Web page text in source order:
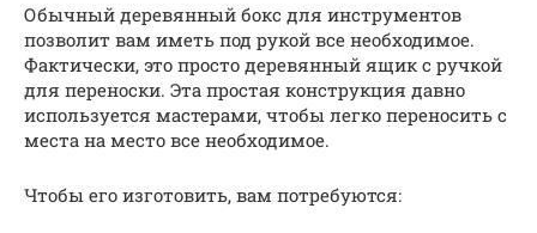
Обычный деревянный бокс для инструментов
позволит вам иметь под рукой все необходимое.
Фактически, это просто деревянный ящик с ручкой
для переноски. Эта простая конструкция давно
используется мастерами, чтобы легко переносить с
места на место все необходимое.
Чтобы его изготовить, вам потребуются: